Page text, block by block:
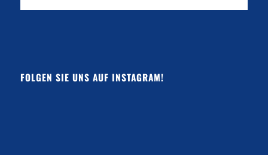
FOLGEN SIE UNS AUF INSTAGRAM!